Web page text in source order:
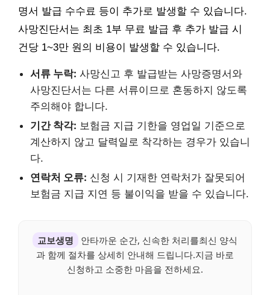
명서 발급 수수료 등이 추가로 발생할 수 있습니다.
사망진단서는 최초 1부 무료 발급 후 추가 발급 시
건당 1~3만 원의 비용이 발생할 수 있습니다.
서류 누락: 사망신고 후 발급받는 사망증명서와
사망진단서는 다른 서류이므로 혼동하지 않도록
주의해야 합니다.
기간 착각: 보험금 지급 기한을 영업일 기준으로
계산하지 않고 달력일로 착각하는 경우가 있습니
다.
연락처 오류: 신청 시 기재한 연락처가 잘못되어
보험금 지급 지연 등 불이익을 받을 수 있습니다.
교보생명
안타까운 순간, 신속한 처리를최신 양식
과 함께 절차를 상세히 안내해 드립니다.지금 바로
신청하고 소중한 마음을 전하세요.